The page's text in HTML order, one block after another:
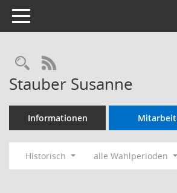
Toggle navigation
Rechercheauswahl
RSS-Feed
Stauber Susanne
Informationen Mitarbeit
Historisch alle Wahlperioden